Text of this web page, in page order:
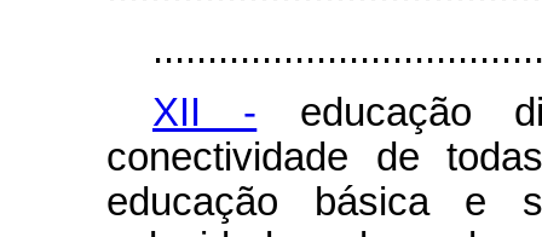
XII - educação
conectividade de
educação básica e